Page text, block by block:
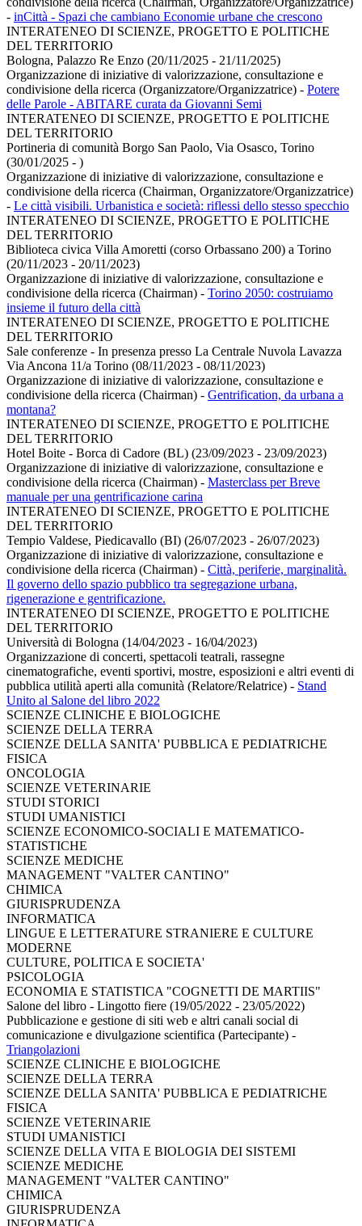
- inCittà - Spazi che cambiano Economie urbane che crescono
INTERATENEO DI SCIENZE, PROGETTO E POLITICHE
DEL TERRITORIO
Bologna, Palazzo Re Enzo (20/11/2025 - 21/11/2025)
Organizzazione di iniziative di valorizzazione, consultazione e
condivisione della ricerca (Organizzatore/Organizzatrice) - Potere
delle Parole - ABITARE curata da Giovanni Semi
INTERATENEO DI SCIENZE, PROGETTO E POLITICHE
DEL TERRITORIO
Portineria di comunità Borgo San Paolo, Via Osasco, Torino
(30/01/2025 - )
Organizzazione di iniziative di valorizzazione, consultazione e
condivisione della ricerca (Chairman, Organizzatore/Organizzatrice)
- Le città visibili. Urbanistica e società: riflessi dello stesso specchio
INTERATENEO DI SCIENZE, PROGETTO E POLITICHE
DEL TERRITORIO
Biblioteca civica Villa Amoretti (corso Orbassano 200) a Torino
(20/11/2023 - 20/11/2023)
Organizzazione di iniziative di valorizzazione, consultazione e
condivisione della ricerca (Chairman) - Torino 2050: costruiamo
insieme il futuro della città
INTERATENEO DI SCIENZE, PROGETTO E POLITICHE
DEL TERRITORIO
Sale conferenze - In presenza presso La Centrale Nuvola Lavazza
Via Ancona 11/a Torino (08/11/2023 - 08/11/2023)
Organizzazione di iniziative di valorizzazione, consultazione e
condivisione della ricerca (Chairman) - Gentrification, da urbana a
montana?
INTERATENEO DI SCIENZE, PROGETTO E POLITICHE
DEL TERRITORIO
Hotel Boite - Borca di Cadore (BL) (23/09/2023 - 23/09/2023)
Organizzazione di iniziative di valorizzazione, consultazione e
condivisione della ricerca (Chairman) - Masterclass per Breve
manuale per una gentrificazione carina
INTERATENEO DI SCIENZE, PROGETTO E POLITICHE
DEL TERRITORIO
Tempio Valdese, Piedicavallo (BI) (26/07/2023 - 26/07/2023)
Organizzazione di iniziative di valorizzazione, consultazione e
condivisione della ricerca (Chairman) - Città, periferie, marginalità.
Il governo dello spazio pubblico tra segregazione urbana,
rigenerazione e gentrificazione.
INTERATENEO DI SCIENZE, PROGETTO E POLITICHE
DEL TERRITORIO
Università di Bologna (14/04/2023 - 16/04/2023)
Organizzazione di concerti, spettacoli teatrali, rassegne
cinematografiche, eventi sportivi, mostre, esposizioni e altri eventi di
pubblica utilità aperti alla comunità (Relatore/Relatrice) - Stand
Unito al Salone del libro 2022
SCIENZE CLINICHE E BIOLOGICHE
SCIENZE DELLA TERRA
SCIENZE DELLA SANITA' PUBBLICA E PEDIATRICHE
FISICA
ONCOLOGIA
SCIENZE VETERINARIE
STUDI STORICI
STUDI UMANISTICI
SCIENZE ECONOMICO-SOCIALI E MATEMATICO-
STATISTICHE
SCIENZE MEDICHE
MANAGEMENT "VALTER CANTINO"
CHIMICA
GIURISPRUDENZA
INFORMATICA
LINGUE E LETTERATURE STRANIERE E CULTURE
MODERNE
CULTURE, POLITICA E SOCIETA'
PSICOLOGIA
ECONOMIA E STATISTICA "COGNETTI DE MARTIIS"
Salone del libro - Lingotto fiere (19/05/2022 - 23/05/2022)
Pubblicazione e gestione di siti web e altri canali social di
comunicazione e divulgazione scientifica (Partecipante) -
Triangolazioni
SCIENZE CLINICHE E BIOLOGICHE
SCIENZE DELLA TERRA
SCIENZE DELLA SANITA' PUBBLICA E PEDIATRICHE
FISICA
SCIENZE VETERINARIE
STUDI UMANISTICI
SCIENZE DELLA VITA E BIOLOGIA DEI SISTEMI
SCIENZE MEDICHE
MANAGEMENT "VALTER CANTINO"
CHIMICA
GIURISPRUDENZA